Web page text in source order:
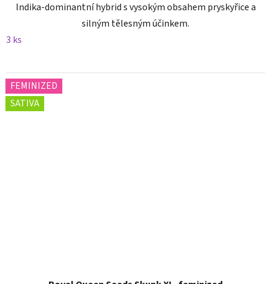
Indika-dominantní hybrid s vysokým obsahem pryskyřice a
silným tělesným účinkem.
3 ks
FEMINIZED
SATIVA